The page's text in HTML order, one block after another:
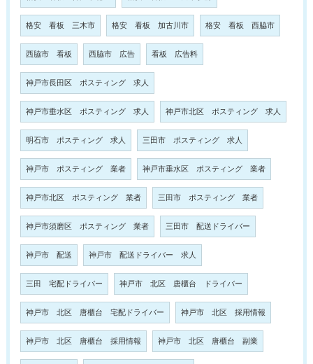
格安 看板 三木市 格安 看板 加古川市 格安 看板 西脇市
西脇市 看板 西脇市 広告 看板 広告料
神戸市長田区 ポスティング 求人
神戸市垂水区 ポスティング 求人 神戸市北区 ポスティング 求人
明石市 ポスティング 求人 三田市 ポスティング 求人
神戸市 ポスティング 業者 神戸市垂水区 ポスティング 業者
神戸市北区 ポスティング 業者 三田市 ポスティング 業者
神戸市須磨区 ポスティング 業者 三田市 配送ドライバー
神戸市 配送 神戸市 配送ドライバー 求人
三田 宅配ドライバー 神戸市 北区 唐櫃台 ドライバー
神戸市 北区 唐櫃台 宅配ドライバー 神戸市 北区 採用情報
神戸市 北区 唐櫃台 採用情報 神戸市 北区 唐櫃台 副業